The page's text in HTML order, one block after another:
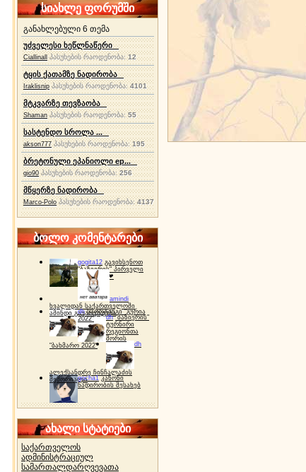
სიახლე ფორუმში
განახლებული 6 თემა
უძველესი ხეწლნაწერი
Ciallinall პასუხების რაოდენობა:12
ტყის ქათამზე ნადირობა
Iraklisnip პასუხების რაოდენობა: 4101
მტკვარზე თევზაობა
Shaman პასუხების რაოდენობა:55
სასტენდო სროლა ...
akson777 პასუხების რაოდენობა:195
ბრეტონული ეპანიოლი ep...
gio90 პასუხების რაოდენობა:256
მწყერზე ნადირობა
Marco-Polo პასუხების რაოდენობა:4137
ბოლო კომენტარები
gogita12 გავიხსენოთ
"ბაზიერის" პირველი
ტურნირი ❤
amindi
ხვალიდან საქართველოში
ამინდი გაუარესდება
dh სპორტინგი "გურია
2022"
dh "ბაზიერის"
ტურნირი
რეგიონთა
შორის
"ბახმარო 2022"
dh
ალექსანდრე ჩინჩალაძის
მემორიალიgocha1 კანონი
ნადირობის შესახებ
ახალი სტატიები
საქართველოს
ადმინისტრაციულ
სამართალდარღვევათა